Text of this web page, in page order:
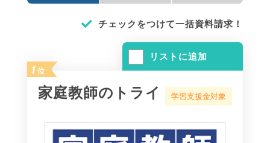
チェックをつけて一括資料請求！
リストに追加
1 位
家庭教師のトライ 学習支援金対象